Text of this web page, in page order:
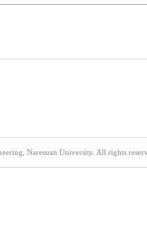
Naresuan University. All rights